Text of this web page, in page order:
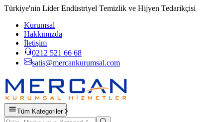
Türkiye'nin Lider Endüstriyel Temizlik ve Hijyen Tedarikçisi
Kurumsal
Hakkımızda
İletişim
0212 521 66 68
satis@mercankurumsal.com
Tüm Kategoriler